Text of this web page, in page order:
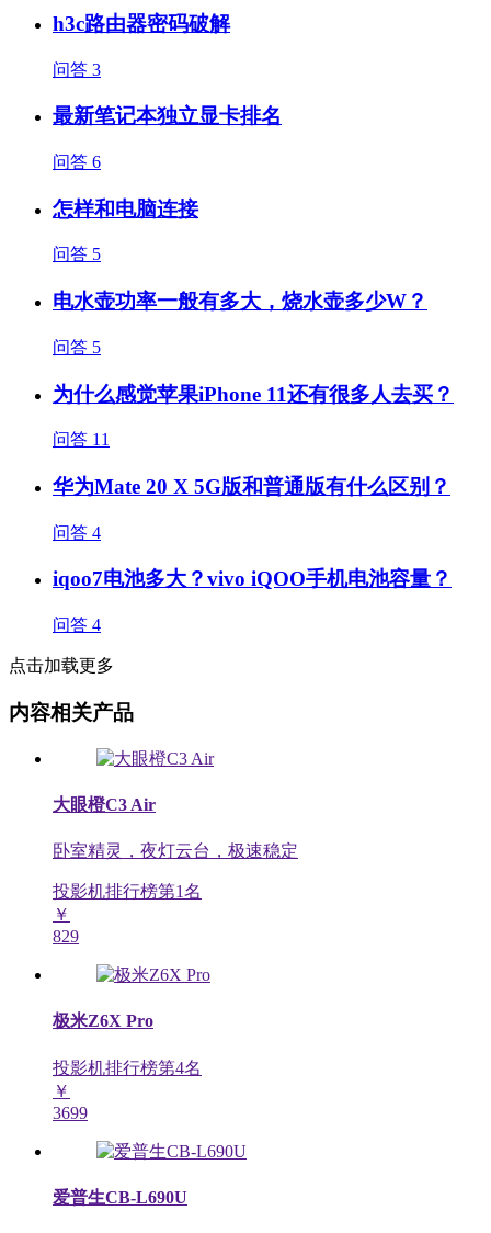
h3c路由器密码破解
问答 3
最新笔记本独立显卡排名
问答 6
怎样和电脑连接
问答 5
电水壶功率一般有多大，烧水壶多少W？
问答 5
为什么感觉苹果iPhone 11还有很多人去买？
问答 11
华为Mate 20 X 5G版和普通版有什么区别？
问答 4
iqoo7电池多大？vivo iQOO手机电池容量？
问答 4
点击加载更多
内容相关产品
大眼橙C3 Air
卧室精灵，夜灯云台，极速稳定
投影机排行榜第1名
￥
829
极米Z6X Pro
投影机排行榜第4名
￥
3699
爱普生CB-L690U